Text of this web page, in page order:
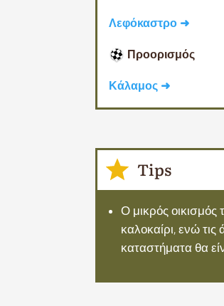
Λεφόκαστρο ➜
Προορισμός
Κάλαμος ➜
Tips
Ο μικρός
καλοκαίρι, ενώ τις
καταστήματα θα